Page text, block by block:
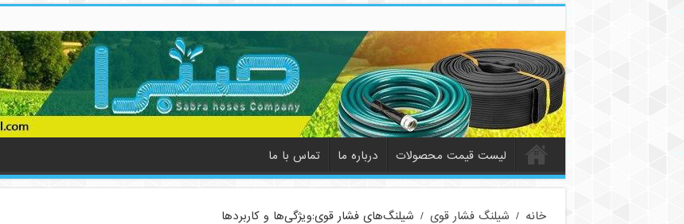
لیست قیمت محصولات درباره ما تماس با ما
خانه / شیلنگ فشار قوی / شیلنگ‌های فشار قوی:‌ویژگی‌ها و کاربرد‌ها